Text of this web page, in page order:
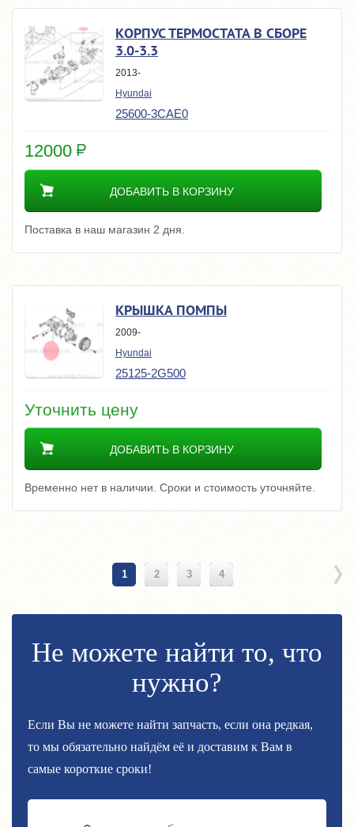
КОРПУС ТЕРМОСТАТА В СБОРЕ
3.0-3.3
2013-
Hyundai
25600-3CAE0
12000
ДОБАВИТЬ В КОРЗИНУ
Поставка в наш магазин 2 дня.
КРЫШКА ПОМПЫ
2009-
Hyundai
25125-2G500
Уточнить цену
ДОБАВИТЬ В КОРЗИНУ
Временно нет в наличии. Сроки и стоимость уточняйте.
1 2 3 4
Не можете найти то, что
нужно?
Если Вы не можете найти запчасть, если она редкая,
то мы обязательно найдём её и доставим к Вам в
самые короткие сроки!